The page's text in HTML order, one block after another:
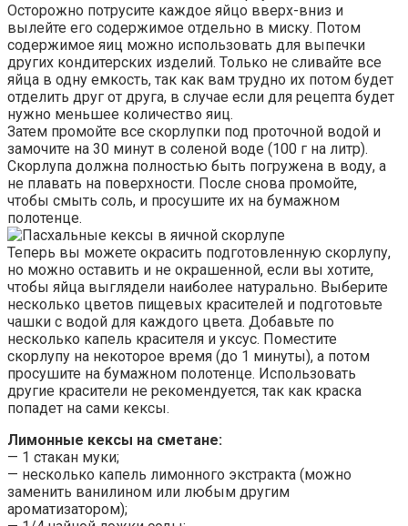
Осторожно потрусите каждое яйцо вверх-вниз и
вылейте его содержимое отдельно в миску. Потом
содержимое яиц можно использовать для выпечки
других кондитерских изделий. Только не сливайте все
яйца в одну емкость, так как вам трудно их потом будет
отделить друг от друга, в случае если для рецепта будет
нужно меньшее количество яиц.
Затем промойте все скорлупки под проточной водой и
замочите на 30 минут в соленой воде (100 г на литр).
Скорлупа должна полностью быть погружена в воду, а
не плавать на поверхности. После снова промойте,
чтобы смыть соль, и просушите их на бумажном
полотенце.
Теперь вы можете окрасить подготовленную скорлупу,
но можно оставить и не окрашенной, если вы хотите,
чтобы яйца выглядели наиболее натурально. Выберите
несколько цветов пищевых красителей и подготовьте
чашки с водой для каждого цвета. Добавьте по
несколько капель красителя и уксус. Поместите
скорлупу на некоторое время (до 1 минуты), а потом
просушите на бумажном полотенце. Использовать
другие красители не рекомендуется, так как краска
попадет на сами кексы.
Лимонные кексы на сметане:
— 1 стакан муки;
— несколько капель лимонного экстракта (можно
заменить ванилином или любым другим
ароматизатором);